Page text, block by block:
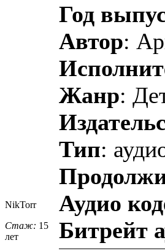
NikTorr
Стаж: 15
лет
Год
Автор:
Жанр:
Тип:
Аудио
Битрейт